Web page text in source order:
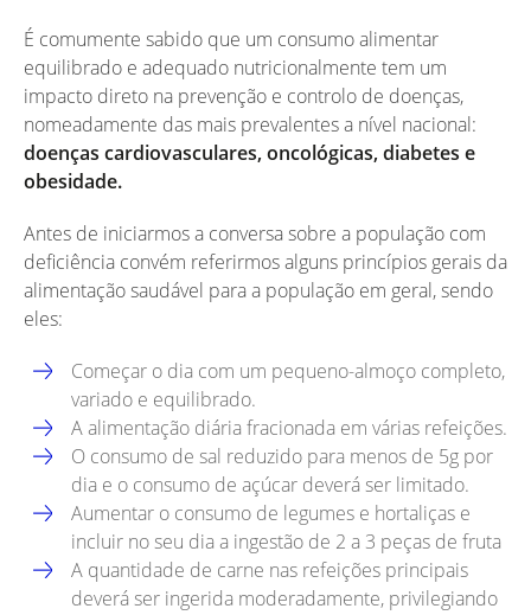
É comumente sabido que um consumo alimentar
equilibrado e adequado nutricionalmente tem um
impacto direto na prevenção e controlo de doenças,
nomeadamente das mais prevalentes a nível nacional:
doenças cardiovasculares, oncológicas, diabetes e
obesidade.
Antes de iniciarmos a conversa sobre a população com
deficiência convém referirmos alguns princípios gerais da
alimentação saudável para a população em geral, sendo
eles:
Começar o dia com um pequeno-almoço completo,
variado e equilibrado.
A alimentação diária fracionada em várias refeições.
O consumo de sal reduzido para menos de 5g por
dia e o consumo de açúcar deverá ser limitado.
Aumentar o consumo de legumes e hortaliças e
incluir no seu dia a ingestão de 2 a 3 peças de fruta
A quantidade de carne nas refeições principais
deverá ser ingerida moderadamente, privilegiando